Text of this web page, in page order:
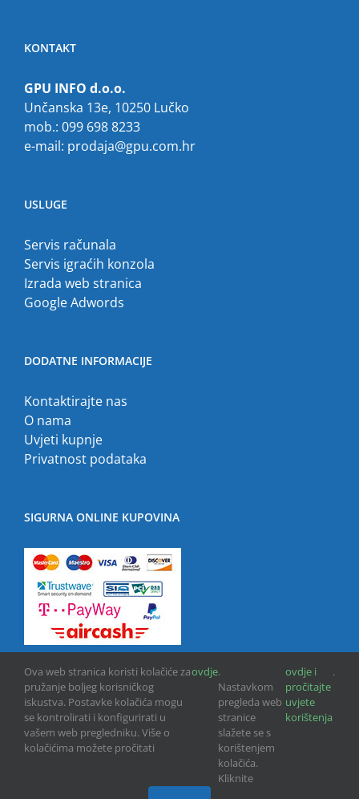
KONTAKT
GPU INFO d.o.o.
Unčanska 13e, 10250 Lučko
mob.: 099 698 8233
e-mail: prodaja@gpu.com.hr
USLUGE
Servis računala
Servis igraćih konzola
Izrada web stranica
Google Adwords
DODATNE INFORMACIJE
Kontaktirajte nas
O nama
Uvjeti kupnje
Privatnost podataka
SIGURNA ONLINE KUPOVINA
2026 | GPU INFO d.o.o. | All Rights Reserved
Ova web stranica koristi kolačiće za
pružanje boljeg korisničkog
iskustva. Postavke kolačića mogu
se kontrolirati i konfigurirati u
vašem web pregledniku. Više o
kolačićima možete pročitati
ovdje.
Nastavkom
pregleda web
stranice
slažete se s
korištenjem
kolačića.
Kliknite
ovdje i
pročitajte
uvjete
korištenja
.